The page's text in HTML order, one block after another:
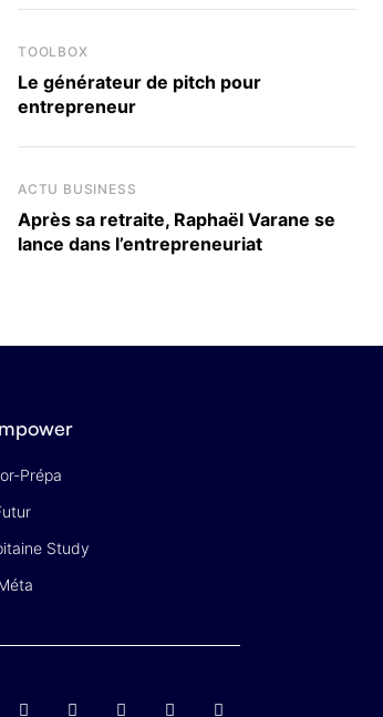
TOOLBOX
Le générateur de pitch pour
entrepreneur
ACTU BUSINESS
Après sa retraite, Raphaël Varane se
lance dans l’entrepreneuriat
Prépa
Study